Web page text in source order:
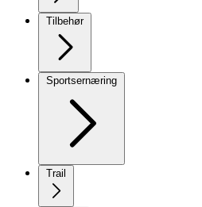
Tilbehør
Sportsernæring
Trail